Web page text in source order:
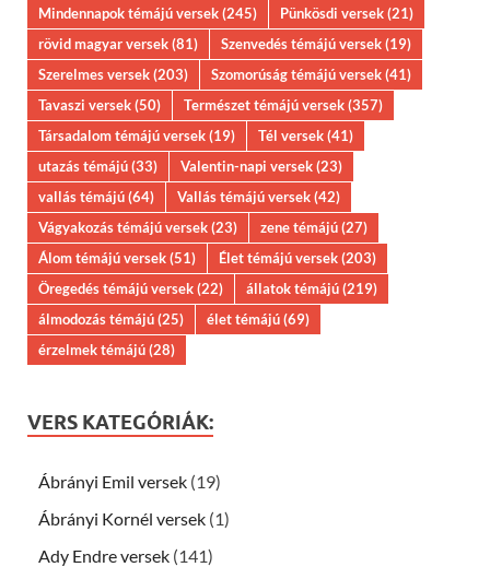
Mindennapok témájú versek(245) Pünkösdi versek(21)
rövid magyar versek(81) Szenvedés témájú versek(19)
Szerelmes versek(203) Szomorúság témájú versek(41)
Tavaszi versek(50) Természet témájú versek(357)
Társadalom témájú versek(19) Tél versek(41)
utazás témájú(33) Valentin-napi versek(23)
vallás témájú(64) Vallás témájú versek(42)
Vágyakozás témájú versek(23) zene témájú(27)
Álom témájú versek(51) Élet témájú versek(203)
Öregedés témájú versek(22) állatok témájú(219)
álmodozás témájú(25) élet témájú(69)
érzelmek témájú(28)
VERS KATEGÓRIÁK:
Ábrányi Emil versek (19)
Ábrányi Kornél versek (1)
Ady Endre versek (141)